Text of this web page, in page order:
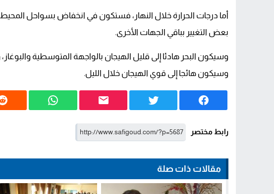
أما درجات الحرارة خلال النهار، فستكون في انخفاض بسواحل
بعض التغيير بباقي الجهات الأخرى.
وسيكون البحر هادئا إلى قليل الهيجان بالواجهة المتوسطية
وسيكون هائجا إلى قوي الهيجان خلال الليل.
رابط مختصر
مقالات ذات صلة